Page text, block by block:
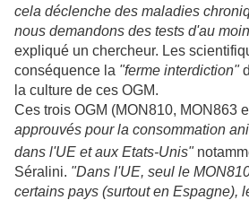
cela déclenche des maladies
nous demandons des tests d'au
expliqué un chercheur. Les
conséquence la "ferme interdiction"
la culture de ces OGM.
Ces trois OGM (MON810, MON863
approuvés pour la consommation
dans l'UE et aux Etats-Unis"
Séralini. "Dans l'UE, seul le
certains pays (surtout en Espagne),